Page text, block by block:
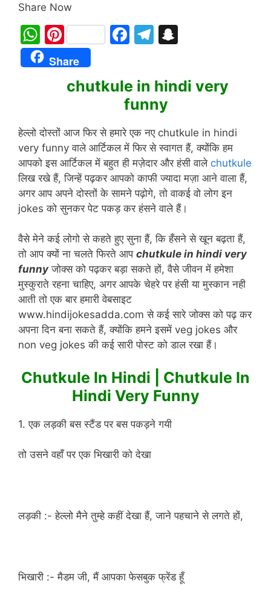
Share Now
W
h
at
p
p
Pi
nt
er
e
F
e
b
o
o
k
T
gr
a
m
p
h
at
Share
chutkule in hindi very
funny
हेल्लो दोस्तों आज फिर से हमारे एक नए chutkule in hindi
very funny वाले आर्टिकल में फिर से स्वागत हैं, क्योंकि हम
आपको इस आर्टिकल में बहुत ही मज़ेदार और हंसी वाले chutkule
लिख रखे हैं, जिन्हें पढ़कर आपको काफी ज्यादा मज़ा आने वाला हैं,
अगर आप अपने दोस्तों के सामने पढ़ोगे, तो वाकई वो लोग इन
jokes को सुनकर पेट पकड़ कर हंसने वाले हैं।
वैसे मेने कई लोगो से कहते हुए सुना हैं, कि हँसने से खून बढ़ता हैं,
तो आप क्यों ना चलते फिरते आप chutkule in hindi very
funny जोक्स को पढ़कर बड़ा सकते हों, वैसे जीवन में हमेशा
मुस्कुराते रहना चाहिए, अगर आपके चेहरे पर हंसी या मुस्कान नही
आती तो एक बार हमारी वेबसाइट
www.hindijokesadda.com से कई सारे जोक्स को पढ़ कर
अपना दिन बना सकते हैं, क्योंकि हमने इसमें veg jokes और
non veg jokes की कई सारी पोस्ट को डाल रखा हैं।
Chutkule In Hindi | Chutkule In
Hindi Very Funny
1. एक लड़की बस स्टैंड पर बस पकड़ने गयी
तो उसने वहाँ पर एक भिखारी को देखा
लड़की :- हेल्लो मैने तुम्हे कहीं देखा हैं, जाने पहचाने से लगते हों,
भिखारी :- मैडम जी, मैं आपका फेसबुक फ्रेंड हूँ